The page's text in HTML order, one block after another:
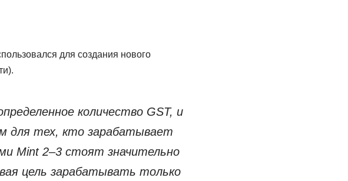
для создания нового
количество GST, и
для тех, кто зарабатывает
Mint 2–3 стоят значительно
цель зарабатывать только